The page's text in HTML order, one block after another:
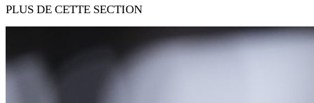
PLUS DE CETTE SECTION